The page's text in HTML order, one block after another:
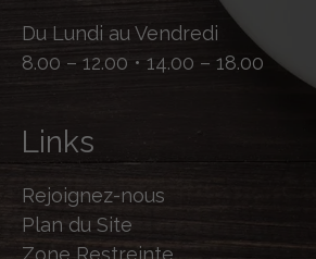
Du Lundi au Vendredi
8.00 – 12.00 • 14.00 – 18.00
Links
Rejoignez-nous
Plan du Site
Zone Restreinte